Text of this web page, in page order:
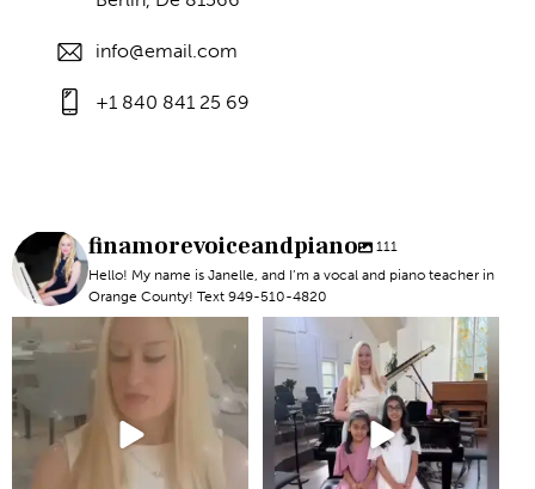
info@email.com
+1 840 841 25 69
finamorevoiceandpiano
111
Hello! My name is Janelle, and I’m a vocal and piano teacher in
Orange County! Text 949-510-4820
#newportbeachmom #piano
#piano #newportbeach
#voicelesson
5 0